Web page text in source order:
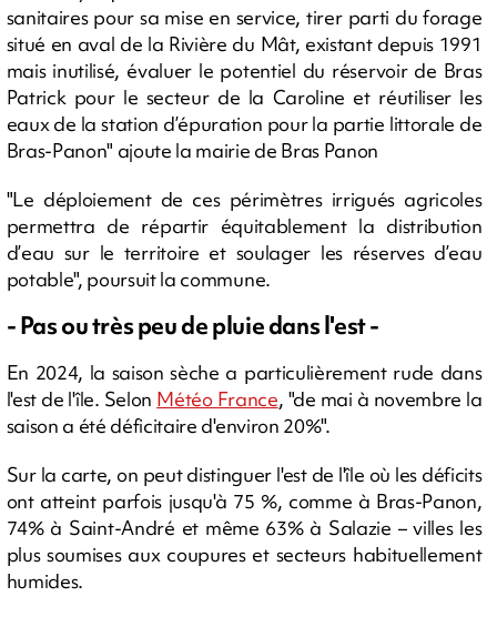
sanitaires pour sa mise en service, tirer parti du forage
situé en aval de la Rivière du Mât, existant depuis 1991
mais inutilisé, évaluer le potentiel du réservoir de Bras
Patrick pour le secteur de la Caroline et réutiliser les
eaux de la station d’épuration pour la partie littorale de
Bras-Panon" ajoute la mairie de Bras Panon
"Le déploiement de ces périmètres irrigués agricoles
permettra de répartir équitablement la distribution
d’eau sur le territoire et soulager les réserves d’eau
potable", poursuit la commune.
- Pas ou très peu de pluie dans l'est -
En 2024, la saison sèche a particulièrement rude dans
l'est de l'île. Selon Météo France, "de mai à novembre la
saison a été déficitaire d'environ 20%".
Sur la carte, on peut distinguer l'est de l'île où les déficits
ont atteint parfois jusqu'à 75 %, comme à Bras-Panon,
74% à Saint-André et même 63% à Salazie – villes les
plus soumises aux coupures et secteurs habituellement
humides.